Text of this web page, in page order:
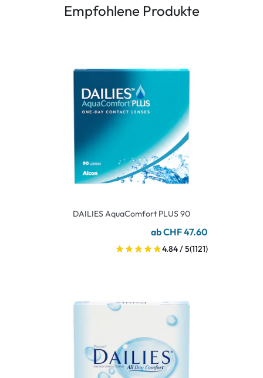
Empfohlene Produkte
DAILIES AquaComfort PLUS 90
ab CHF 47.60
4.84 / 5(1121)